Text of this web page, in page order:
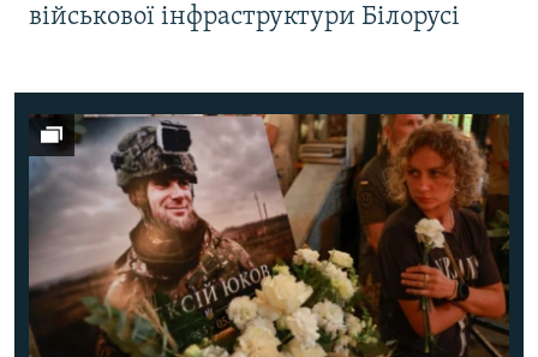
військової інфраструктури Білорусі